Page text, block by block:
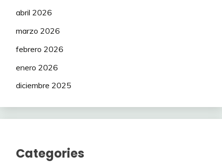
abril 2026
marzo 2026
febrero 2026
enero 2026
diciembre 2025
Categories